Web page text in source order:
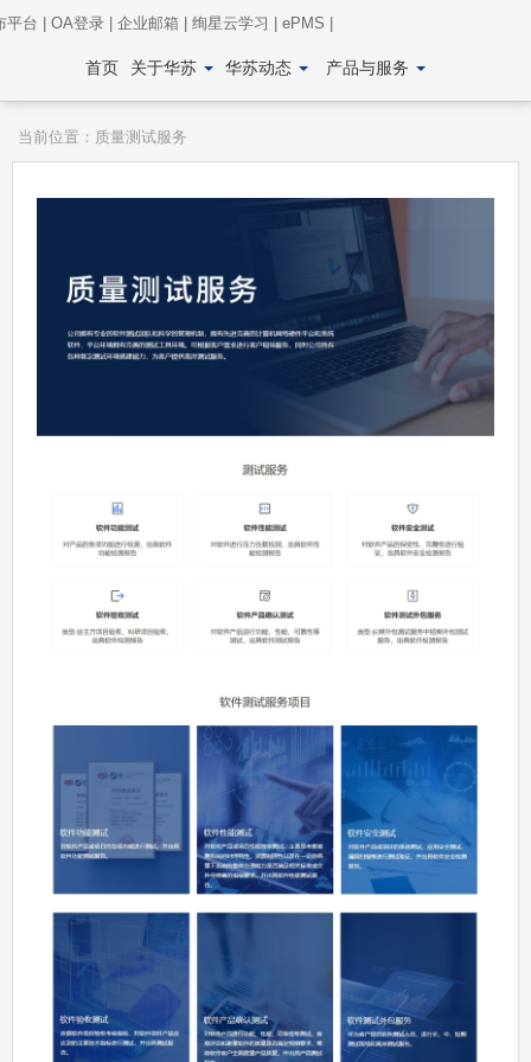
平台 OA登录| 企业邮箱 绚星云学习 ePMS
首页 关于华苏 华苏动态 产品与服务
当前位置： 质量测试服务